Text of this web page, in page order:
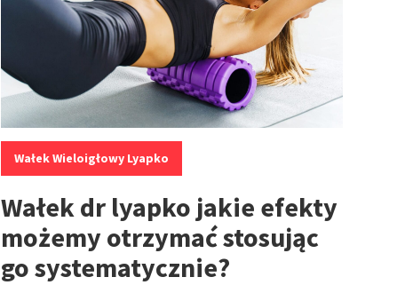
Kategorie:
Wałek Wieloigłowy Lyapko
Wałek dr lyapko jakie efekty
możemy otrzymać stosując
go systematycznie?